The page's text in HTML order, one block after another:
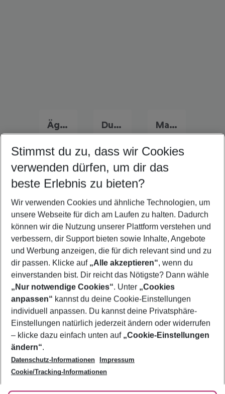
Ägypten Urlaub Dubai Urlaub Marokko Urlaub
Quicklinks
Pauschalreisen Tunis
Flug & Hotel Tunis
Familienurlaub Tunis
Frübucher Angebote Tunis für 2026
Footer
Footer navigation
Über uns
AGB
Bestpreisgarantie
Cookie-Einstellungen ändern
Cookie-Richtlinie
Agenturbetreuung
Barrierefreies Reisen
Folge uns
Stimmst du zu, dass wir Cookies
verwenden dürfen, um dir das
beste Erlebnis zu bieten?
Wir verwenden Cookies und ähnliche Technologien, um
unsere Webseite für dich am Laufen zu halten. Dadurch
können wir die Nutzung unserer Plattform verstehen und
verbessern, dir Support bieten sowie Inhalte, Angebote
und Werbung anzeigen, die für dich relevant sind und zu
dir passen. Klicke auf „Alle akzeptieren“, wenn du
einverstanden bist. Dir reicht das Nötigste? Dann wähle
„Nur notwendige Cookies“. Unter „Cookies
anpassen“ kannst du deine Cookie-Einstellungen
individuell anpassen. Du kannst deine Privatsphäre-
Einstellungen natürlich jederzeit ändern oder widerrufen
– klicke dazu einfach unten auf „Cookie-Einstellungen
ändern“.
Datenschutz-Informationen
Impressum
Cookie/Tracking-Informationen